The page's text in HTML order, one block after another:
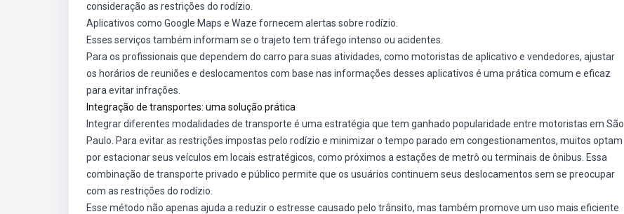
consideração as restrições do rodízio.
Aplicativos como Google Maps e Waze fornecem alertas sobre rodízio.
Esses serviços também informam se o trajeto tem tráfego intenso ou acidentes.
Para os profissionais que dependem do carro para suas atividades, como motoristas de aplicativo e vendedores, ajustar
os horários de reuniões e deslocamentos com base nas informações desses aplicativos é uma prática comum e eficaz
para evitar infrações.
Integração de transportes: uma solução prática
Integrar diferentes modalidades de transporte é uma estratégia que tem ganhado popularidade entre motoristas em São
Paulo. Para evitar as restrições impostas pelo rodízio e minimizar o tempo parado em congestionamentos, muitos optam
por estacionar seus veículos em locais estratégicos, como próximos a estações de metrô ou terminais de ônibus. Essa
combinação de transporte privado e público permite que os usuários continuem seus deslocamentos sem se preocupar
com as restrições do rodízio.
Esse método não apenas ajuda a reduzir o estresse causado pelo trânsito, mas também promove um uso mais eficiente